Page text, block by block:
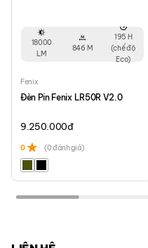
18000
LM
846 M
195 H
(chế độ
Eco)
Fenix
Đèn Pin Fenix LR50R V2.0
9.250.000đ
0 (0 đánh giá)